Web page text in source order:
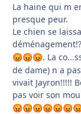
La haine qui m
presque peur.
Le chien se
😡😡😡. La
de dame) n a
vivait Jayron!!!!!
pas voir son
😡😡😡😡😡😡